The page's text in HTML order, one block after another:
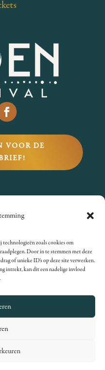
technologieën zoals cookies om
Door in te stemmen met deze
of unieke ID's op deze site verwerken.
intrekt, kan dit een nadelige invloed
VOOR DE
.